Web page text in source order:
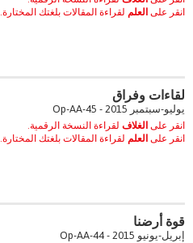
انقر على العلم لقراءة المقالات بلغتك المختارة.
لقاءات وفراق
يوليو-سبتمبر 2015 - Op-AA-45
انقر على الغلاف لقراءة النسخة الرقمية.
انقر على العلم لقراءة المقالات بلغتك المختارة.
قوة أرضنا
إبريل-يونيو 2015 - Op-AA-44